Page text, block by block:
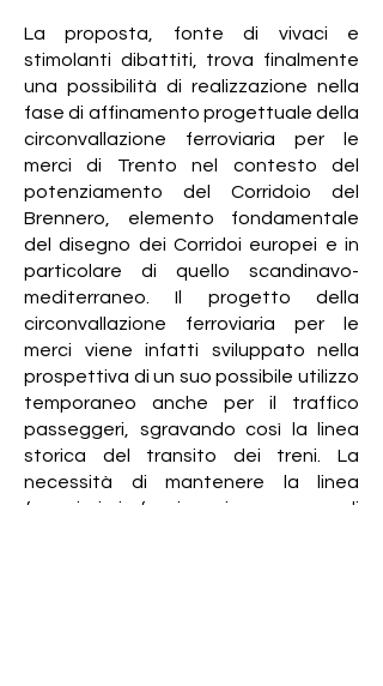
La proposta, fonte di vivaci e
stimolanti dibattiti, trova finalmente
una possibilità di realizzazione nella
fase di affinamento progettuale della
circonvallazione ferroviaria per le
merci di Trento nel contesto del
potenziamento del Corridoio del
Brennero, elemento fondamentale
del disegno dei Corridoi europei e in
particolare di quello scandinavo-
mediterraneo. Il progetto della
circonvallazione ferroviaria per le
merci viene infatti sviluppato nella
prospettiva di un suo possibile utilizzo
temporaneo anche per il traffico
passeggeri, sgravando così la linea
storica del transito dei treni. La
necessità di mantenere la linea
ferroviaria in funzione, in mancanza di